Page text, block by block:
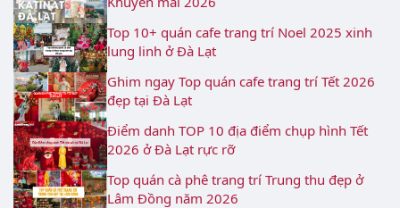
Top 10+ quán cafe trang trí Noel 2025 xinh
lung linh ở Đà Lạt
Ghim ngay Top quán cafe trang trí Tết 2026
đẹp tại Đà Lạt
Điểm danh TOP 10 địa điểm chụp hình Tết
2026 ở Đà Lạt rực rỡ
Top quán cà phê trang trí Trung thu đẹp ở
Lâm Đồng năm 2026